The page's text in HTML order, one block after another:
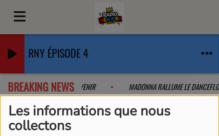
Les informations que nous
collectons
RNY ÉPISODE 4
BREAKING NEWS
COLLAB QUE L'ON A PAS VU VENIR MADONNA RALLUME LE
Emissions